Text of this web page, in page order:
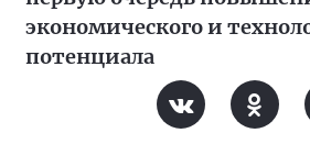
экономического и
потенциала